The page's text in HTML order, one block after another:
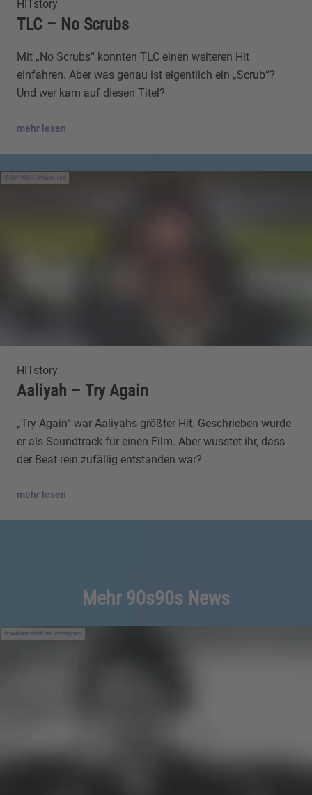
HITstory
TLC – No Scrubs
Mit „No Scrubs“ konnten TLC einen weiteren Hit
einfahren. Aber was genau ist eigentlich ein „Scrub“?
Und wer kam auf diesen Titel?
mehr lesen
IMAGO / Avalon.red
HITstory
Aaliyah – Try Again
„Try Again“ war Aaliyahs größter Hit. Geschrieben wurde
er als Soundtrack für einen Film. Aber wusstet ihr, dass
der Beat rein zufällig entstanden war?
mehr lesen
Mehr 90s90s News
williamorbit via Instagram